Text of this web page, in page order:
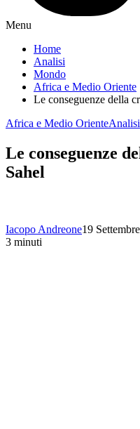
Menu
Home
Analisi
Mondo
Africa e Medio Oriente
Le conseguenze della
Africa e Medio OrienteAnalisi
Le conseguenze
Sahel
Iacopo Andreone19
3 minuti